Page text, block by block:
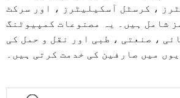
آسکیلیٹرز ، اور سرکٹ
ہیں۔ یہ مصنوعات کمپیوٹنگ
، طبی اور نقل و حمل کی
صارفین کی خدمت کرتی ہیں۔